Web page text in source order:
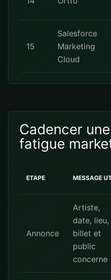
15
Salesforce
Marketing
Cloud
Cadencer
fatigue
ETAPE MESSAGE
Annonce
Artiste,
date, lieu,
billet et
public
concerne